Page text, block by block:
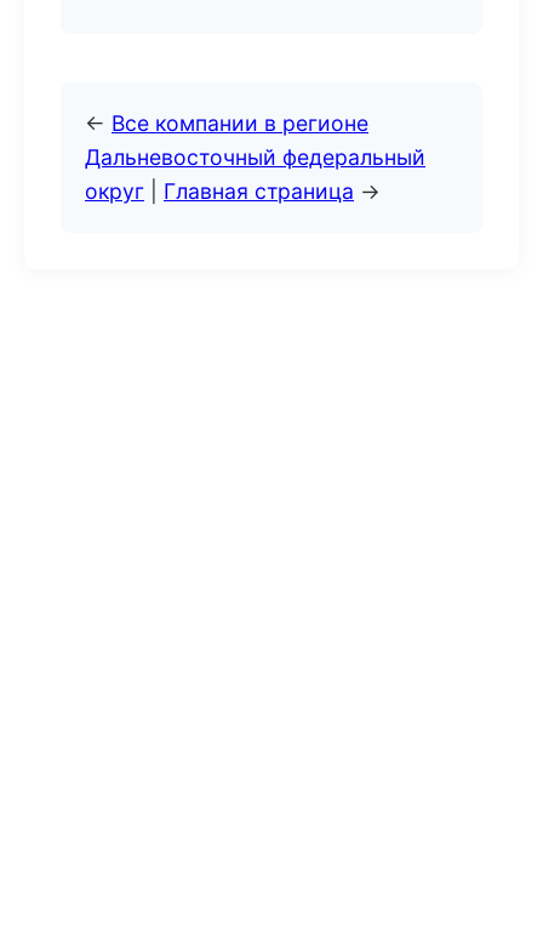
← Все компании в регионе
Дальневосточный федеральный
округ
Главная страница →